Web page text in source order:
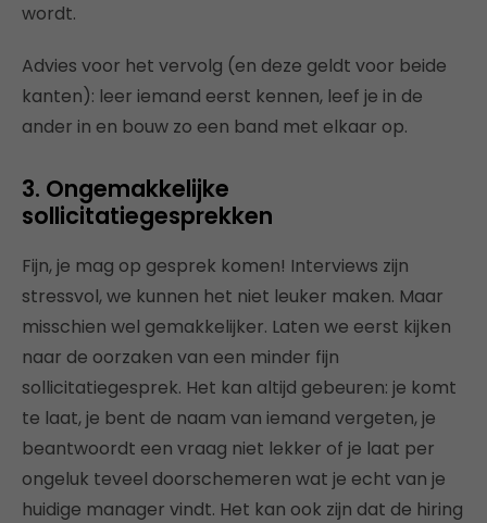
wordt.
Advies voor het vervolg (en deze geldt voor beide
kanten): leer iemand eerst kennen, leef je in de
ander in en bouw zo een band met elkaar op.
3. Ongemakkelijke
sollicitatiegesprekken
Fijn, je mag op gesprek komen! Interviews zijn
stressvol, we kunnen het niet leuker maken. Maar
misschien wel gemakkelijker. Laten we eerst kijken
naar de oorzaken van een minder fijn
sollicitatiegesprek. Het kan altijd gebeuren: je komt
te laat, je bent de naam van iemand vergeten, je
beantwoordt een vraag niet lekker of je laat per
ongeluk teveel doorschemeren wat je echt van je
huidige manager vindt. Het kan ook zijn dat de hiring